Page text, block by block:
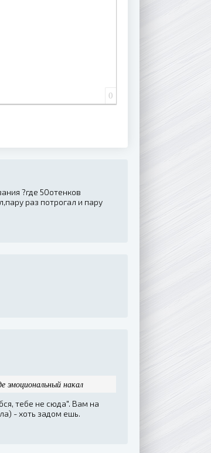
0
?где 50отенков
раз потрогал и пару
эмоциональный накал
тебе не сюда". Вам на
- хоть задом ешь.